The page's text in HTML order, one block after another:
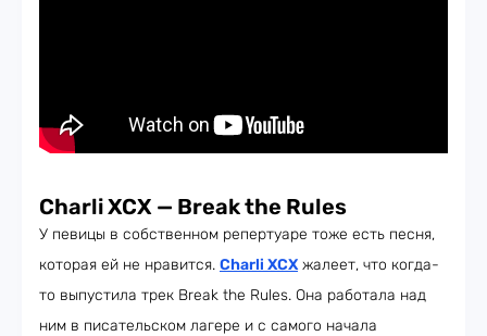
Charli XCX — Break the Rules
У певицы в собственном репертуаре тоже есть песня,
которая ей не нравится. Charli XCXжалеет, что когда-
то выпустила трек Break the Rules. Она работала над
ним в писательском лагере и с самого начала